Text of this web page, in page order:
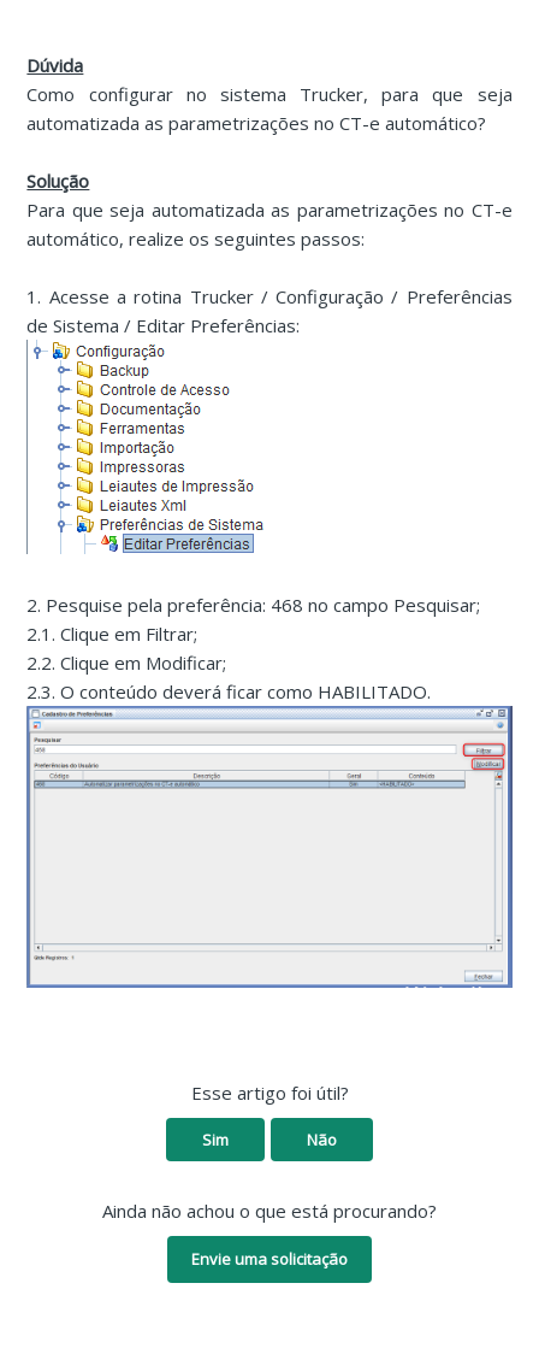
Dúvida
Como configurar no sistema Trucker, para que seja
automatizada as parametrizações no CT-e automático?
Solução
Para que seja automatizada as parametrizações no CT-e
automático, realize os seguintes passos:
1. Acesse a rotina Trucker / Configuração / Preferências
de Sistema / Editar Preferências:
2. Pesquise pela preferência: 468 no campo Pesquisar;
2.1. Clique em Filtrar;
2.2. Clique em Modificar;
2.3. O conteúdo deverá ficar como HABILITADO.
Esse artigo foi útil?
Sim Não
Ainda não achou o que está procurando?
Envie uma solicitação